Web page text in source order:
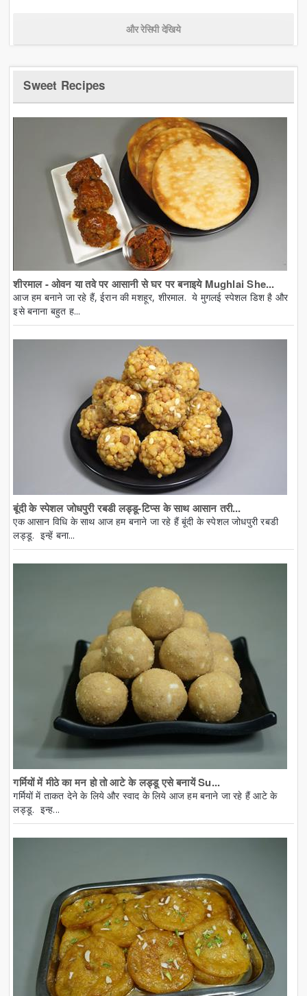
और रेसिपी देखिये
Sweet Recipes
शीरमाल - ओवन या तवे पर आसानी से घर पर बनाइये Mughlai She...
आज हम बनाने जा रहे हैं, ईरान की मशहूर, शीरमाल. ये मुगलई स्पेशल डिश है और
इसे बनाना बहुत ह...
बूंदी के स्पेशल जोधपुरी रबडी लड्डू-टिप्स के साथ आसान तरी...
एक आसान विधि के साथ आज हम बनाने जा रहे हैं बूंदी के स्पेशल जोधपुरी रबडी
लड्डू. इन्हें बना...
गर्मियों में मीठे का मन हो तो आटे के लड्डू एसे बनायें Su...
गर्मियों में ताकत देने के लिये और स्वाद के लिये आज हम बनाने जा रहे हैं आटे के
लड्डू. इन्ह...